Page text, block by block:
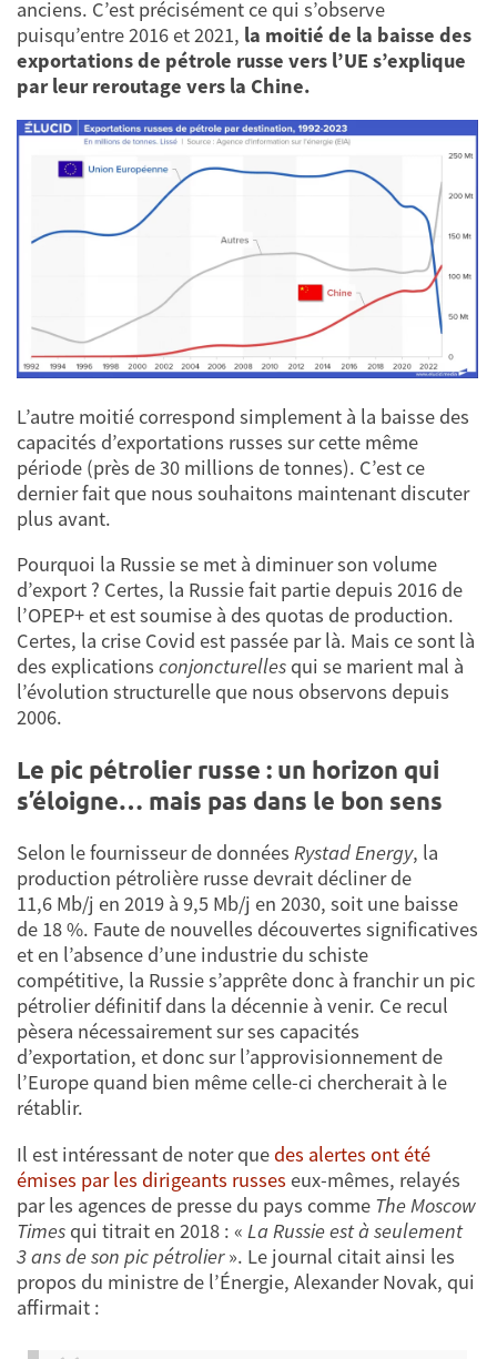
anciens. C’est précisément ce qui s’observe
puisqu’entre 2016 et 2021, la moitié de la baisse des
exportations de pétrole russe vers l’UE s’explique
par leur reroutage vers la Chine.
L’autre moitié correspond simplement à la baisse des
capacités d’exportations russes sur cette même
période (près de 30 millions de tonnes). C’est ce
dernier fait que nous souhaitons maintenant discuter
plus avant.
Pourquoi la Russie se met à diminuer son volume
d’export ? Certes, la Russie fait partie depuis 2016 de
l’OPEP+ et est soumise à des quotas de production.
Certes, la crise Covid est passée par là. Mais ce sont là
des explications conjoncturelles qui se marient mal à
l’évolution structurelle que nous observons depuis
2006.
Le pic pétrolier russe : un horizon qui
s’éloigne… mais pas dans le bon sens
Selon le fournisseur de données Rystad Energy, la
production pétrolière russe devrait décliner de
11,6 Mb/j en 2019 à 9,5 Mb/j en 2030, soit une baisse
de 18 %. Faute de nouvelles découvertes significatives
et en l’absence d’une industrie du schiste
compétitive, la Russie s’apprête donc à franchir un pic
pétrolier définitif dans la décennie à venir. Ce recul
pèsera nécessairement sur ses capacités
d’exportation, et donc sur l’approvisionnement de
l’Europe quand bien même celle-ci chercherait à le
rétablir.
Il est intéressant de noter quedes alertes ont été
émises par les dirigeants russes eux-mêmes, relayés
par les agences de presse du pays comme The Moscow
Times qui titrait en 2018 : « La Russie est à seulement
3 ans de son pic pétrolier». Le journal citait ainsi les
propos du ministre de l’Énergie, Alexander Novak, qui
affirmait :